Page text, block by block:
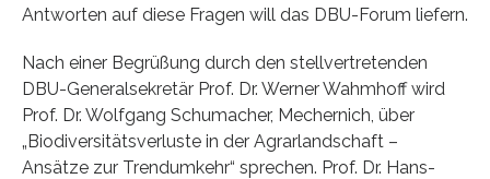
Antworten auf diese Fragen will das DBU-Forum liefern.
Nach einer Begrüßung durch den stellvertretenden
DBU-Generalsekretär Prof. Dr. Werner Wahmhoff wird
Prof. Dr. Wolfgang Schumacher, Mechernich, über
„Biodiversitätsverluste in der Agrarlandschaft –
Ansätze zur Trendumkehr“ sprechen. Prof. Dr. Hans-